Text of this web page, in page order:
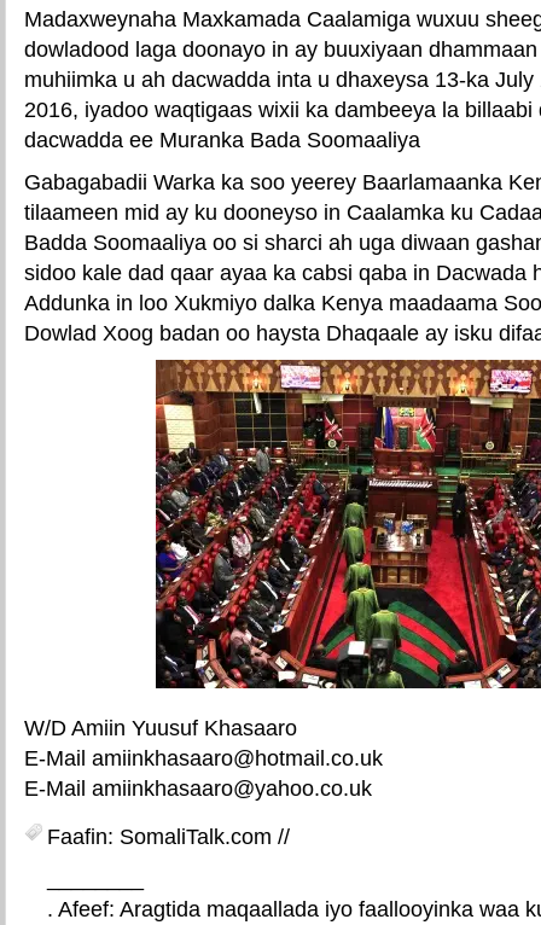
Madaxweynaha Maxkamada Caalamiga wuxuu
dowladood laga doonayo in ay buuxiyaan
muhiimka u ah dacwadda inta u dhaxeysa 13-ka
2016, iyadoo waqtigaas wixii ka dambeeya la
dacwadda ee Muranka Bada Soomaaliya
Gabagabadii Warka ka soo yeerey Baarlamaanka
tilaameen mid ay ku dooneyso in Caalamka ku
Badda Soomaaliya oo si sharci ah uga diwaan
sidoo kale dad qaar ayaa ka cabsi qaba in Dacwada
Addunka in loo Xukmiyo dalka Kenya maadaama
Dowlad Xoog badan oo haysta Dhaqaale ay isku
W/D Amiin Yuusuf Khasaaro
E-Mail amiinkhasaaro@hotmail.co.uk
E-Mail amiinkhasaaro@yahoo.co.uk
Faafin: SomaliTalk.com //
. Afeef: Aragtida maqaallada iyo faallooyinka waa